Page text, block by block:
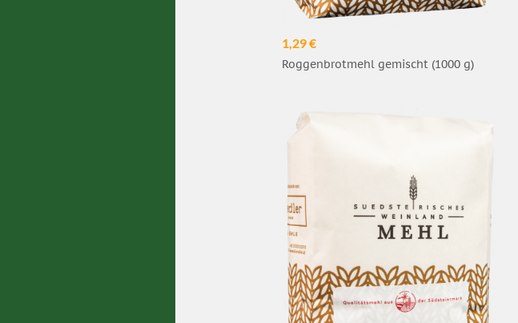
1,29 €
Roggenbrotmehl gemischt (1000 g)